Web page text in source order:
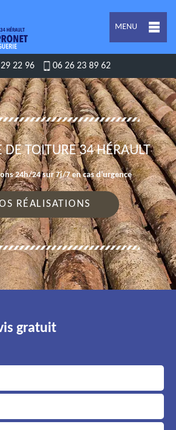
MENU
22 96 06 26 23 89 62
DE TOITURE 34 HÉRAULT
24h/24 sur 7j/7 en cas d'urgence
RÉALISATIONS
gratuit